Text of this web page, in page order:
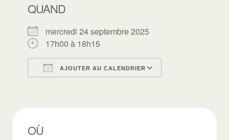
QUAND
mercredi 24 septembre 2025
17h00 à 18h15
AJOUTER AU CALENDRIER
OÙ